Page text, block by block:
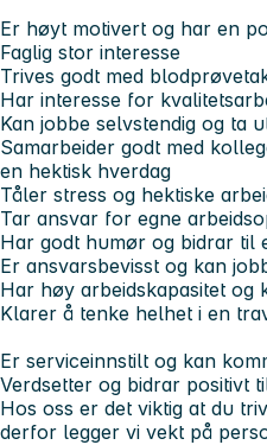
Er høyt motivert og har en
Faglig stor interesse
Trives godt med
Har interesse for
Kan jobbe selvstendig og ta
Samarbeider godt med
en hektisk hverdag
Tåler stress og hektiske
Tar ansvar for egne
Har godt humør og bidrar til
Er ansvarsbevisst og kan
Har høy arbeidskapasitet og
Klarer å tenke helhet i en
Er serviceinnstilt og kan
Verdsetter og bidrar positivt
Hos oss er det viktig at du
derfor legger vi vekt på